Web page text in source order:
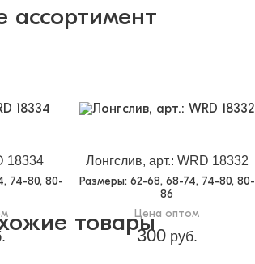
ассортимент
18334
74-80, 80-
Лонгслив, арт.: WRD 18332
Размеры: 62-68, 68-74, 74-80, 80-
86
Цена оптом
300руб.
товары